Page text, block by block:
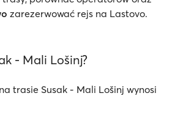
zarezerwować rejs na Lastovo.
- Mali Lošinj?
trasie Susak - Mali Lošinj wynosi